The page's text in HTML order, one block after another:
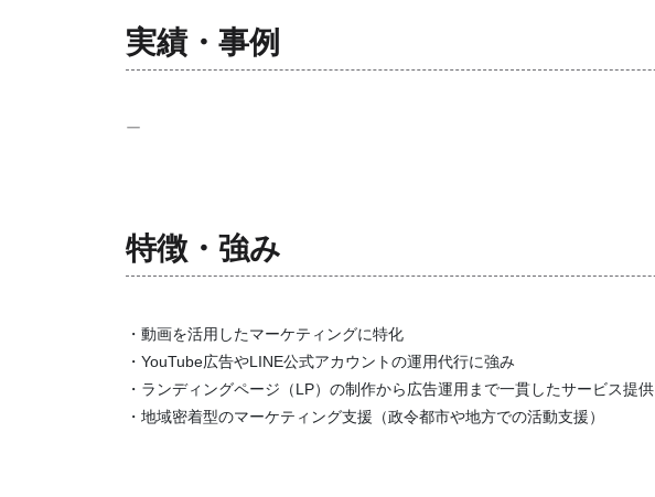
実績・事例
ー
特徴・強み
・動画を活用したマーケティングに特化
・YouTube広告やLINE公式アカウントの運用代行に強み
・ランディングページ（LP）の制作から広告運用まで一貫したサービス提供
・地域密着型のマーケティング支援（政令都市や地方での活動支援）